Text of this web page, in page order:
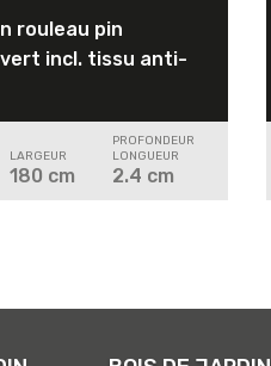
rouleau pin
incl. tissu anti-
LARGEUR
180 cm
PROFONDEUR
LONGUEUR
2.4 cm